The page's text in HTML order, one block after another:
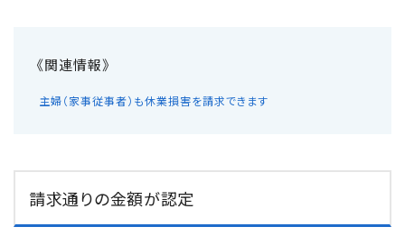
主婦（家事従事者）も休業損害を請求できます
請求通りの金額が認定